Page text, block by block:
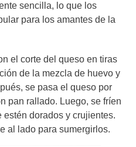
sencilla, lo que los
para los amantes de la
el corte del queso en tiras
de la mezcla de huevo y
se pasa el queso por
pan rallado. Luego, se fríen
dorados y crujientes.
al lado para sumergirlos.